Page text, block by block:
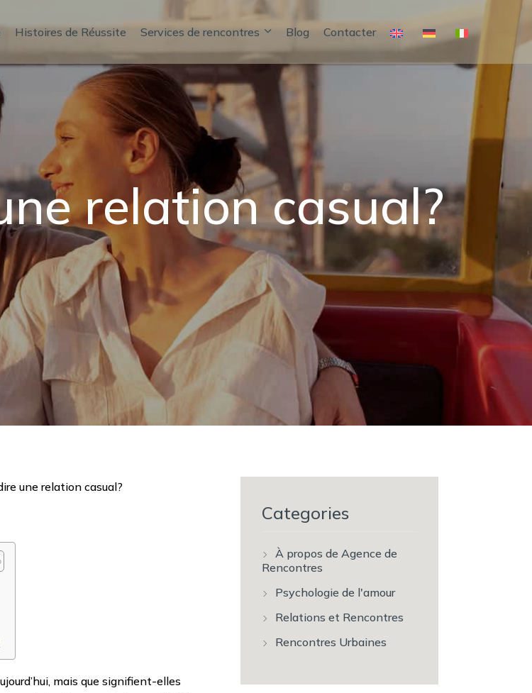
Histoires de Réussite Services de rencontres Blog Contacter
relation casual?
une relation casual?
mais que signifient-elles
Categories
À propos de Agence de
Rencontres
Psychologie de l'amour
Relations et Rencontres
Rencontres Urbaines